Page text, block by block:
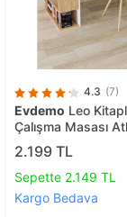
4.3 (7)
Evdemo Leo
Çalışma Masası
Atlantik Çam
2.199 TL
Sepette 2.149 TL
Kargo Bedava